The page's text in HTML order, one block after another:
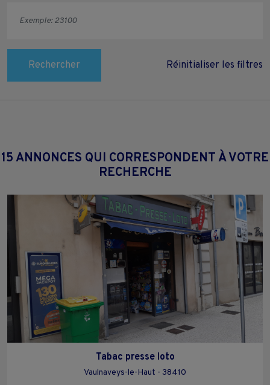
Rechercher Réinitialiser les filtres
15 ANNONCES QUI CORRESPONDENT À VOTRE
RECHERCHE
Tabac presse loto
Vaulnaveys-le-Haut - 38410